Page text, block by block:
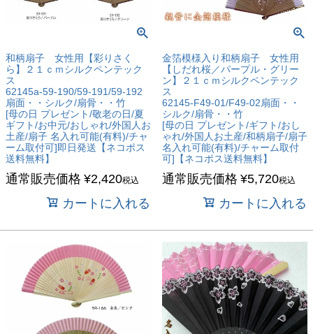
和柄扇子 女性用【彩りさく
ら】２１ｃｍシルクペンテック
ス
62145a-59-190/59-191/59-192
扇面・・シルク/扇骨・・竹
[母の日 プレゼント/敬老の日/夏
ギフト/お中元/おしゃれ/外国人お
土産/扇子 名入れ可能(有料)/チャ
ーム取付可]即日発送【ネコポス
送料無料】
通常販売価格 ¥2,420税込
カートに入れる
金箔模様入り和柄扇子 女性用
【しだれ桜／パープル・グリー
ン】２１ｃｍシルクペンテック
ス
62145-F49-01/F49-02扇面・・
シルク/扇骨・・竹
[母の日 プレゼント/ギフト/おし
ゃれ/外国人お土産/和柄扇子/扇子
名入れ可能(有料)/チャーム取付
可]【ネコポス送料無料】
通常販売価格 ¥5,720税込
カートに入れる